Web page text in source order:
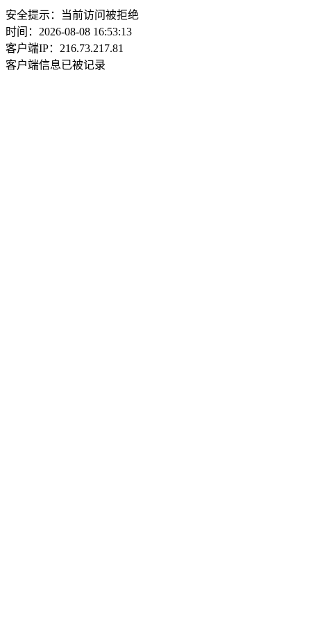
安全提示：当前访问被拒绝
时间：2026-08-08 16:53:13
客户端IP：216.73.217.81
客户端信息已被记录